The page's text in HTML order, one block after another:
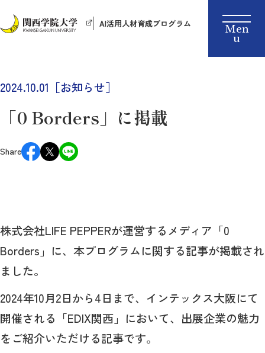
AI活用人材育成プログラム
2024.10.01［お知らせ］
「0 Borders」に掲載
Share
株式会社LIFE PEPPERが運営するメディア「0
Borders」に、本プログラムに関する記事が掲載され
ました。
2024年10月2日から4日まで、インテックス大阪にて
開催される「EDIX関西」において、出展企業の魅力
をご紹介いただける記事です。